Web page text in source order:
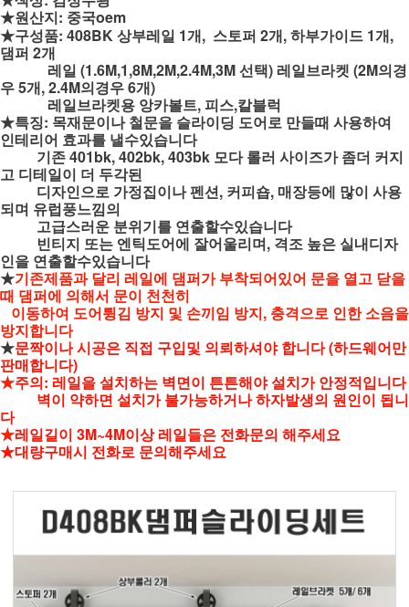
★원산지: 중국oem
★구성품: 408BK 상부레일 1개, 스토퍼 2개, 하부가이드 1개,
댐퍼 2개
레일 (1.6M,1,8M,2M,2.4M,3M 선택) 레일브라켓 (2M의경
우 5개, 2.4M의경우 6개)
레일브라켓용 앙카볼트, 피스,칼블럭
★특징: 목재문이나 철문을 슬라이딩 도어로 만들때 사용하여
인테리어 효과를 낼수있습니다
기존 401bk, 402bk, 403bk 모다 롤러 사이즈가 좀더 커지
고 디테일이 더 두각된
디자인으로 가정집이나 펜션, 커피숍, 매장등에 많이 사용
되며 유럽풍느낌의
고급스러운 분위기를 연출할수있습니다
빈티지 또는 엔틱도어에 잘어울리며, 격조 높은 실내디자
인을 연출할수있습니다
★기존제품과 달리 레일에 댐퍼가 부착되어있어 문을 열고 닫을
때 댐퍼에 의해서 문이 천천히
이동하여 도어튕김 방지 및 손끼임 방지, 충격으로 인한 소음을
방지합니다
★문짝이나 시공은 직접 구입및 의뢰하셔야 합니다 (하드웨어만
판매합니다)
★주의: 레일을 설치하는 벽면이 튼튼해야 설치가 안정적입니다
벽이 약하면 설치가 불가능하거나하자발생의 원인이 됩니
다
★레일길이 3M~4M이상 레일들은 전화문의 해주세요
★대량구매시 전화로 문의해주세요